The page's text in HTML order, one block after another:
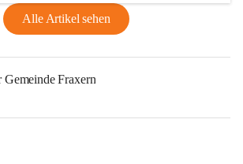
Alle Artikel sehen
Gemeinde Fraxern